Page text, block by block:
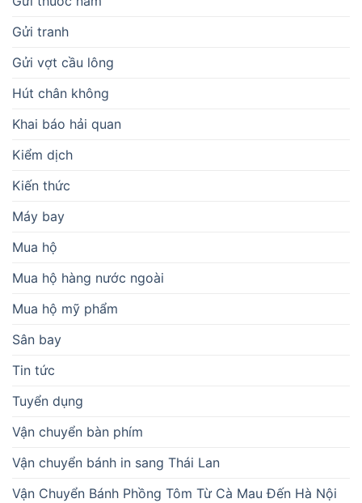
Gửi tranh
Gửi vợt cầu lông
Hút chân không
Khai báo hải quan
Kiểm dịch
Kiến thức
Máy bay
Mua hộ
Mua hộ hàng nước ngoài
Mua hộ mỹ phẩm
Sân bay
Tin tức
Tuyển dụng
Vận chuyển bàn phím
Vận chuyển bánh in sang Thái Lan
Vận Chuyển Bánh Phồng Tôm Từ Cà Mau Đến Hà Nội